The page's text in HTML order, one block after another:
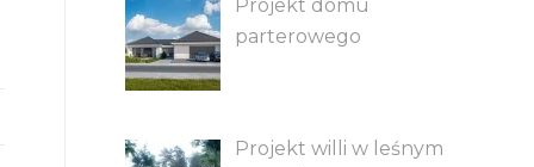
Projekt domu
parterowego
Projekt willi w leśnym